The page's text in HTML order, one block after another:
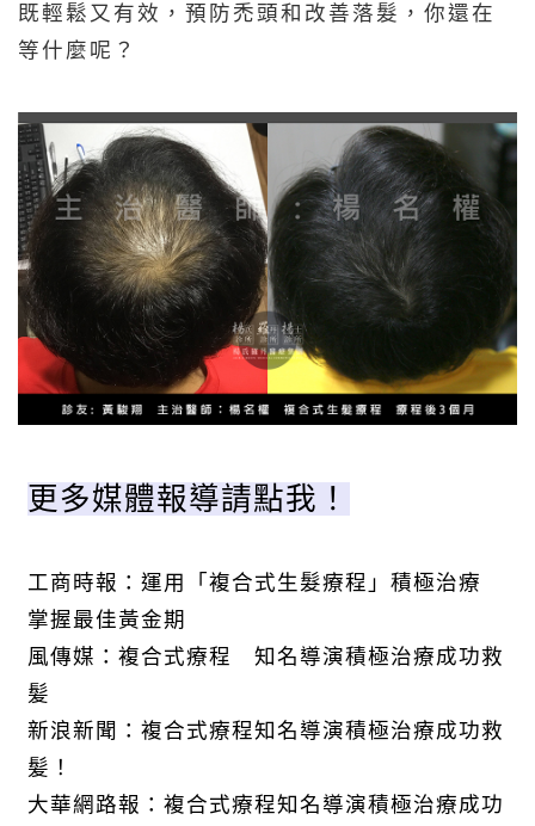
既輕鬆又有效，預防禿頭和改善落髮，你還在
等什麼呢？
更多媒體報導請點我！
工商時報：運用「複合式生髮療程」積極治療
掌握最佳黃金期
風傳媒：複合式療程 知名導演積極治療成功救
髪
新浪新聞：複合式療程知名導演積極治療成功救
髪！
大華網路報：複合式療程知名導演積極治療成功